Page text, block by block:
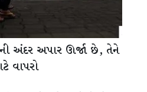
અંદર અપાર ઊર્જા છે, તેને
વાપરો